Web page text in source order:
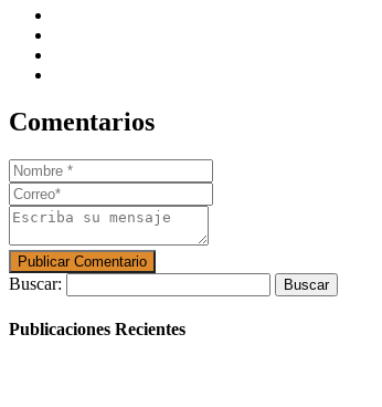
Comentarios
Buscar:
Publicaciones Recientes